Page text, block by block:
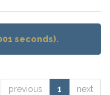
seconds).
previous 1 next